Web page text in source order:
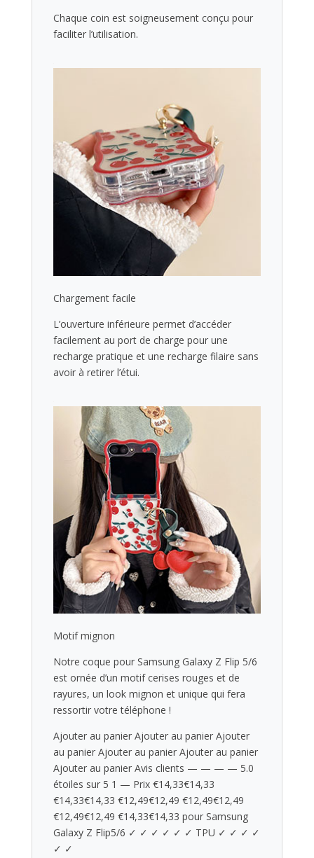
Chaque coin est soigneusement conçu pour
faciliter l’utilisation.
Chargement facile
L’ouverture inférieure permet d’accéder
facilement au port de charge pour une
recharge pratique et une recharge filaire sans
avoir à retirer l’étui.
Motif mignon
Notre coque pour Samsung Galaxy Z Flip 5/6
est ornée d’un motif cerises rouges et de
rayures, un look mignon et unique qui fera
ressortir votre téléphone !
Ajouter au panier Ajouter au panier Ajouter
au panier Ajouter au panier Ajouter au panier
Ajouter au panier Avis clients — — — — 5.0
étoiles sur 5 1 — Prix €14,33€14,33
€14,33€14,33 €12,49€12,49 €12,49€12,49
€12,49€12,49 €14,33€14,33 pour Samsung
Galaxy Z Flip5/6 ✓ ✓ ✓ ✓ ✓ ✓ TPU ✓ ✓ ✓ ✓
✓ ✓